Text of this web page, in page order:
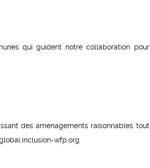
qui guident notre collaboration pour
des aménagements raisonnables tout
wfp.org